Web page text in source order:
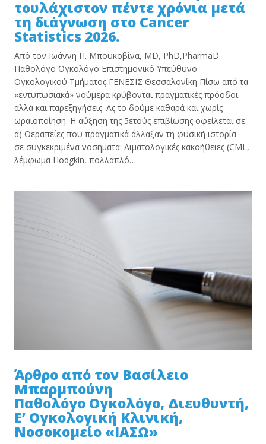
τουλάχιστον πέντε χρόνια μετά
τη διάγνωση στο Cancer
Statistics 2026.
Από τον Ιωάννη Π. Μπουκοβίνα, MD, PhD,PharmaD
Παθολόγο Ογκολόγο Επιστημονικό Υπεύθυνο
Ογκολογικού Τμήματος ΓΕΝΕΣΙΣ Θεσσαλονίκη Πίσω από τα
«εντυπωσιακά» νούμερα κρύβονται πραγματικές πρόοδοι
αλλά και παρεξηγήσεις. Ας το δούμε καθαρά και χωρίς
ωραιοποίηση. Η αύξηση της 5ετούς επιβίωσης οφείλεται σε:
α) Θεραπείες που πραγματικά άλλαξαν τη φυσική ιστορία
σε συγκεκριμένα νοσήματα: Αιματολογικές κακοήθειες (CML,
λέμφωμα Hodgkin, πολλαπλό…
Άρθρο από τον Βασίλειο
Μπαρμπούνη
Παθολόγο Ογκολόγο, Διευθυντή,
Ε’ Ογκολογική Κλινική,
Νοσοκομείο «ΙΑΣΩ»